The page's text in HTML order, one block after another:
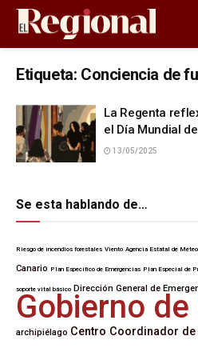
Etiqueta: Conciencia de
La Regenta
el Día Mundial
13/05/2025
Se esta hablando de…
Riesgo de incendios forestales Viento Agencia Estatal de
Canario Plan Específico de Emergencias Plan Especial de
soporte vital básico Dirección General de
Gobierno
archipiélago Centro Coordinador